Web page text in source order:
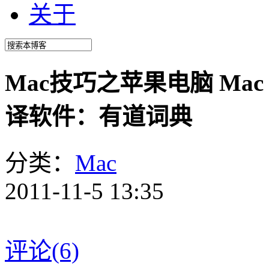
关于
Mac技巧之苹果电脑
译软件：有道词典
分类： Mac
2011-11-5 13:35
评论(6)